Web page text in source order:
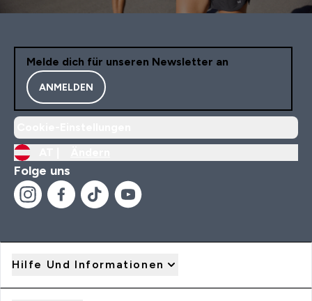
Melde dich für unseren Newsletter an
ANMELDEN
Folge uns
Hilfe Und Informationen